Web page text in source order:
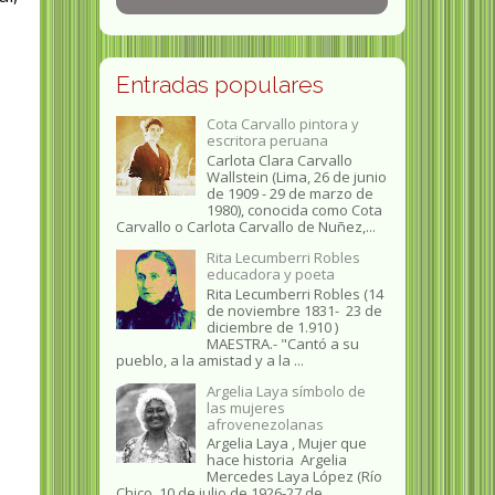
Entradas populares
Cota Carvallo pintora y
escritora peruana
Carlota Clara Carvallo
Wallstein (Lima, 26 de junio
de 1909 - 29 de marzo de
1980), conocida como Cota
Carvallo o Carlota Carvallo de Nuñez,...
Rita Lecumberri Robles
educadora y poeta
Rita Lecumberri Robles (14
de noviembre 1831- 23 de
diciembre de 1.910 )
MAESTRA.- "Cantó a su
pueblo, a la amistad y a la ...
Argelia Laya símbolo de
las mujeres
afrovenezolanas
Argelia Laya , Mujer que
hace historia Argelia
Mercedes Laya López (Río